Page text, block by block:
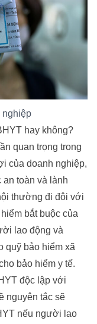
nghiệp
hay không?
quan trọng trong
của doanh nghiệp,
toàn và lành
thường đi đôi với
bắt buộc của
lao động và
quỹ bảo hiểm xã
bảo hiểm y tế.
độc lập với
nguyên tắc sẽ
nếu người lao